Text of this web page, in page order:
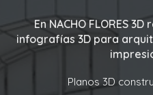
En NACHO FLORES 3D
infografías 3D para
Planos 3D